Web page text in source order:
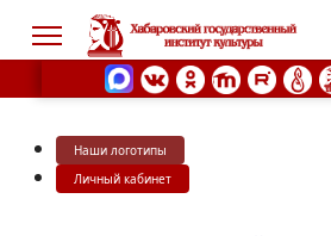
Наши логотипы
Личный кабинет